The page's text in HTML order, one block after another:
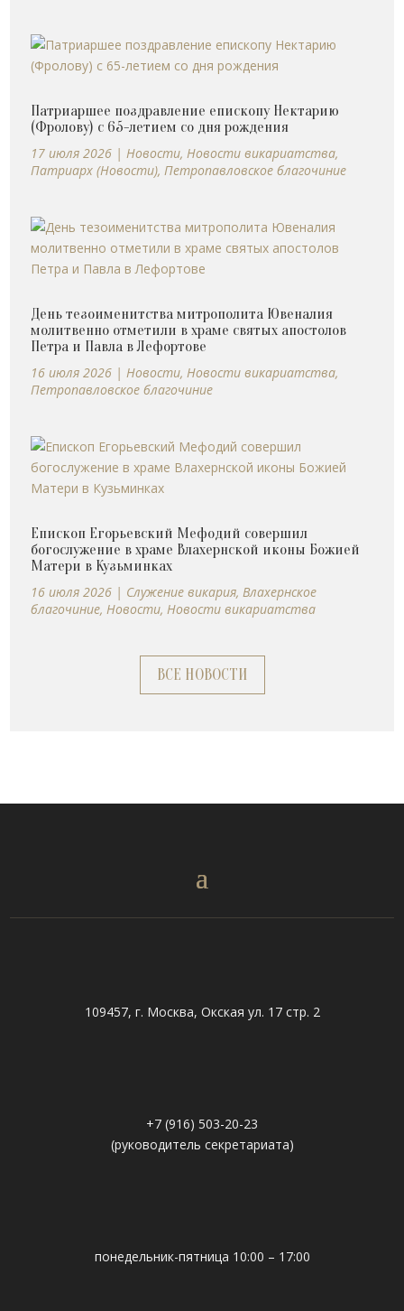
Патриаршее поздравление епископу Нектарию
(Фролову) с 65-летием со дня рождения
17 июля 2026 |Новости,Новости викариатства,
Патриарх (Новости),Петропавловское благочиние
День тезоименитства митрополита Ювеналия
молитвенно отметили в храме святых апостолов
Петра и Павла в Лефортове
16 июля 2026 |Новости,Новости викариатства,
Петропавловское благочиние
Епископ Егорьевский Мефодий совершил
богослужение в храме Влахернской иконы Божией
Матери в Кузьминках
16 июля 2026 | Cлужение викария,Влахернское
благочиние,Новости,Новости викариатства
ВСЕ НОВОСТИ
109457, г. Москва, Окская ул. 17 стр. 2
+7 (916) 503-20-23
(руководитель секретариата)
понедельник-пятница 10:00 – 17:00